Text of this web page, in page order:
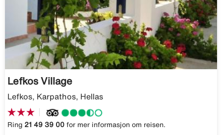
Lefkos Village
Lefkos, Karpathos, Hellas
Ring 21 49 39 00 for mer informasjon om reisen.